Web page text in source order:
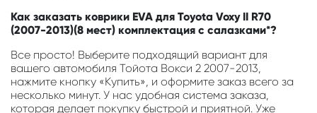
Как заказать коврики EVA для Toyota Voxy II R70
(2007-2013)(8 мест) комплектация с салазками*?
Все просто! Выберите подходящий вариант для
вашего автомобиля Тойота Вокси 2 2007-2013,
нажмите кнопку «Купить», и оформите заказ всего за
несколько минут. У нас удобная система заказа,
которая делает покупку быстрой и приятной. Уже